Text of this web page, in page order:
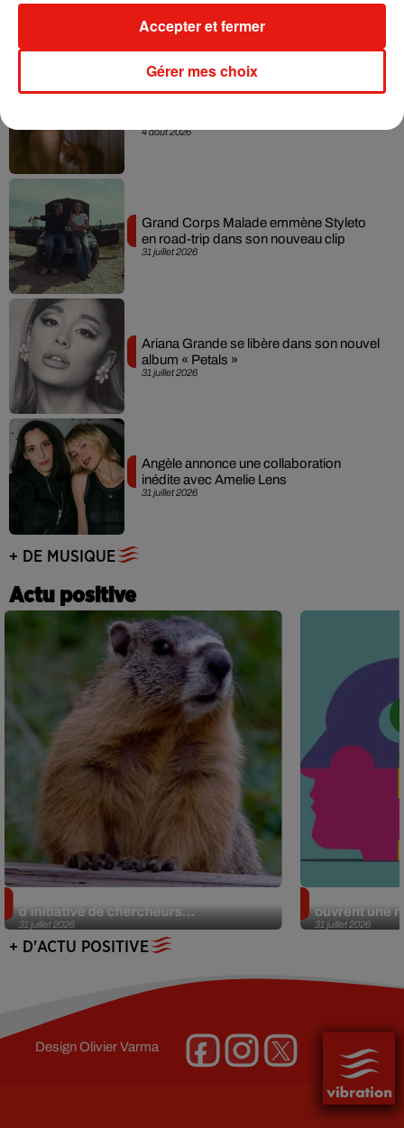
4 août 2026
31 juillet 2026
Grand Corps Malade emmène Styleto
en road-trip dans son nouveau clip
31 juillet 2026
Ariana Grande se libère dans son nouvel
album « Petals »
31 juillet 2026
Angèle annonce une collaboration
inédite avec Amelie Lens
+ DE MUSIQUE
Actu positive
31 juillet 2026
d’initiative de chercheurs...
31 juillet 2026
ouvrent une
+ D'ACTU POSITIVE
DesignOlivier Varma
Gérer mes choix
Accepter et fermer